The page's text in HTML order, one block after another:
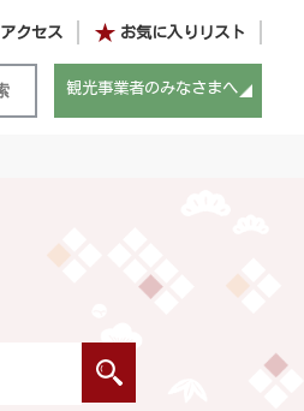
アクセス お気に入りリスト
観光事業者のみなさまへ